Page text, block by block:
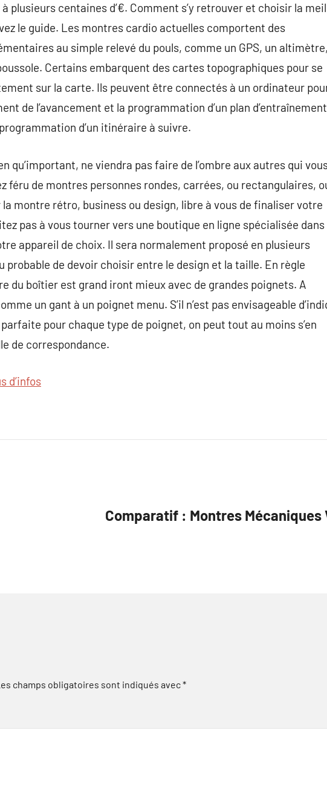
plusieurs centaines d’€. Comment s’y retrouver et choisir la
le guide. Les montres cardio actuelles comportent des
au simple relevé du pouls, comme un GPS, un
Certains embarquent des cartes topographiques pour se
sur la carte. Ils peuvent être connectés à un ordinateur
de l’avancement et la programmation d’un plan
d’un itinéraire à suivre.
qu’important, ne viendra pas faire de l’ombre aux autres qui
féru de montres personnes rondes, carrées, ou rectangulaires,
montre rétro, business ou design, libre à vous de finaliser votre
pas à vous tourner vers une boutique en ligne spécialisée dans
appareil de choix. Il sera normalement proposé en plusieurs
de devoir choisir entre le design et la taille. En règle
du boîtier est grand iront mieux avec de grandes poignets. A
un gant à un poignet menu. S’il n’est pas envisageable
pour chaque type de poignet, on peut tout au moins s’en
de correspondance.
d’infos
Comparatif : Montres Mécaniques
champs obligatoires sont indiqués avec*